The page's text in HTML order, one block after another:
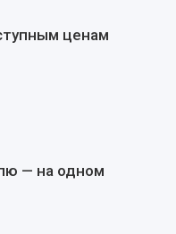
ценам
— на одном